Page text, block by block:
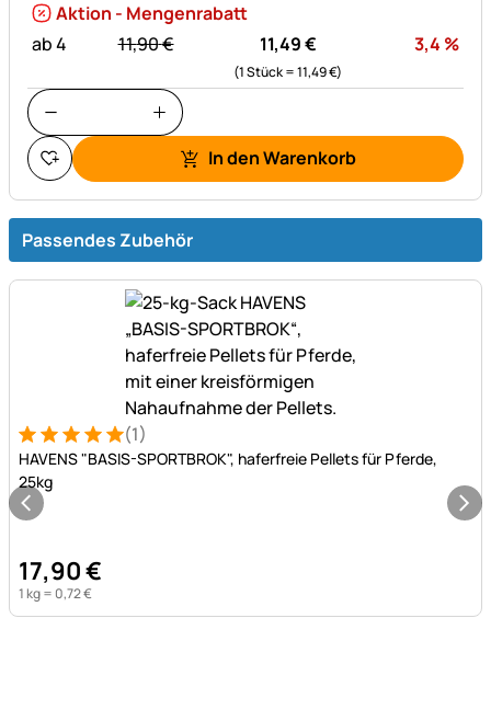
Aktion - Mengenrabatt
ab 4
statt:
11,90€ 11,49€
(1 Stück =11,49€)
3,4 %
In den Warenkorb
Passendes Zubehör
Bewertung: 5 von 5 (1 Bewertungen)
1 Bewertung (1)
HAVENS "BASIS-SPORTBROK", haferfreie Pellets für Pferde,
25kg
17,90€
1 kg = 0,72€